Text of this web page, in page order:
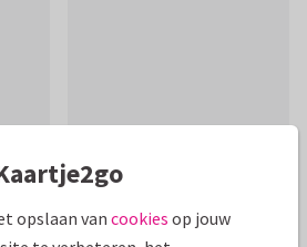
opslaan van cookies op jouw